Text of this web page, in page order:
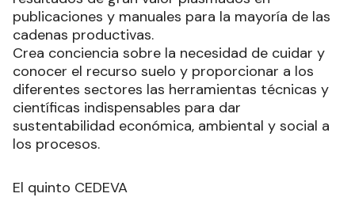
publicaciones y manuales para la mayoría de las
cadenas productivas.
Crea conciencia sobre la necesidad de cuidar y
conocer el recurso suelo y proporcionar a los
diferentes sectores las herramientas técnicas y
científicas indispensables para dar
sustentabilidad económica, ambiental y social a
los procesos.
El quinto CEDEVA